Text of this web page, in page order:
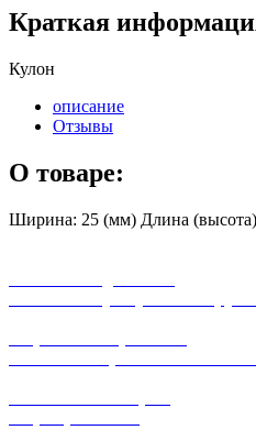
Краткая
Кулон
описание
Отзывы
О товаре:
Ширина: 25 (мм) Длина